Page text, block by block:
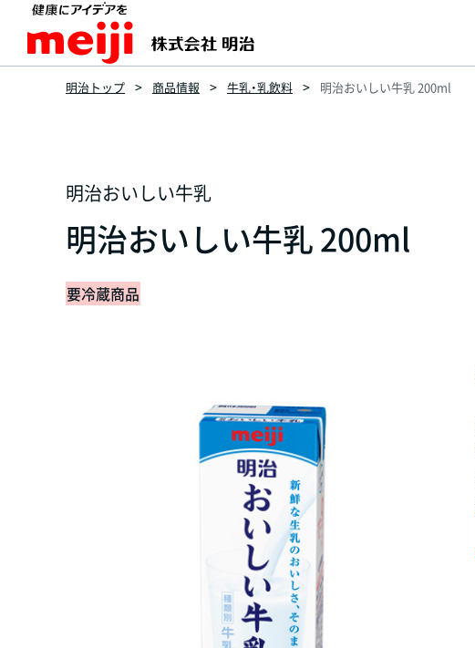
明治トップ 商品情報 牛乳・乳飲料 明治おいしい牛乳 200ml
明治おいしい牛乳
明治おいしい牛乳 200ml
要冷蔵商品